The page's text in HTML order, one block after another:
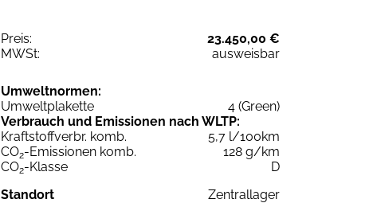
Preis:
23.450,00 €
MWSt:
ausweisbar
Umweltnormen:
Umweltplakette
4 (Green)
Verbrauch und Emissionen nach WLTP:
Kraftstoffverbr. komb.
5,7 l/100km
CO2-Emissionen komb.
128 g/km
CO2-Klasse
D
Standort
Zentrallager